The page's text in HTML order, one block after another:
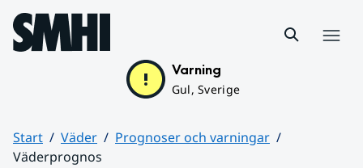
Hoppa till sidans innehåll
Varning
Gul, Sverige
Start Väder
Prognoser och varningar
Väderprognos